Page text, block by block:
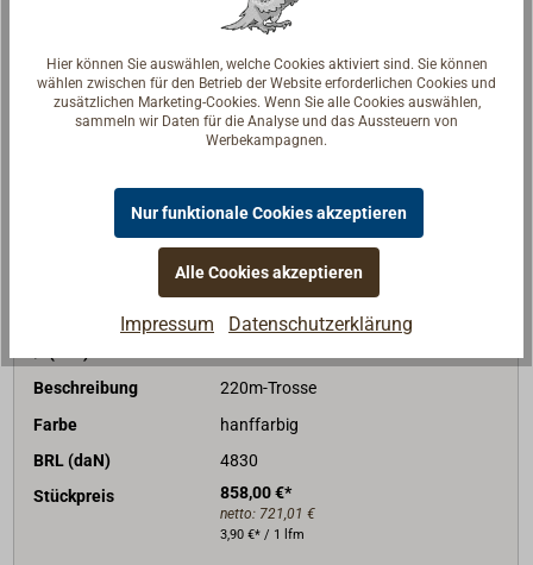
627,00 €*
netto:526,89 €
Lieferzeit Am Lager
In den Warenkorb
1012-024
Beschreibung
220m-Trosse
Farbe
hanffarbig
BRL (daN)
4830
Stückpreis
858,00 €*
netto: 721,01 €
3,90 €* / 1 lfm
Hier können Sie auswählen, welche Cookies aktiviert sind. Sie können
wählen zwischen für den Betrieb der Website erforderlichen Cookies und
zusätzlichen Marketing-Cookies. Wenn Sie alle Cookies auswählen,
sammeln wir Daten für die Analyse und das Aussteuern von
Werbekampagnen.
Nur funktionale Cookies akzeptieren
Alle Cookies akzeptieren
Impressum Datenschutzerklärung